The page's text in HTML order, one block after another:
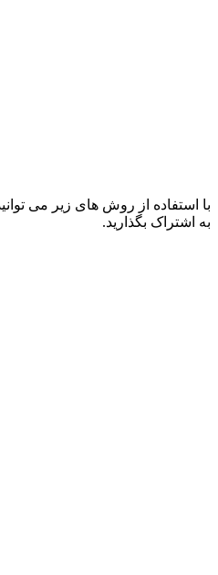
با استفاده از روش های زیر می
به اشتراک بگذارید.